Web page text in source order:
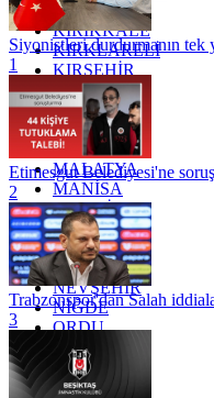
KAYSERİ
KIRIKKALE
KIRKLARELİ
KIRŞEHİR
KOCAELİ
KONYA
KÜTAHYA
KİLİS
MALATYA
MANİSA
MARDİN
MERSİN
MUĞLA
MUŞ
NEVŞEHİR
NİĞDE
ORDU
OSMANİYE
RİZE
SAKARYA
Siyonistleri durdurmanın tek
1
Etimesgut Belediyesi'ne
2
Trabzonspor'dan Salah
3